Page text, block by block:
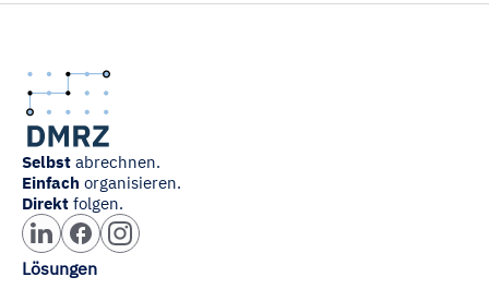
Selbst abrechnen.
Einfach organisieren.
Direkt folgen.
Lösungen